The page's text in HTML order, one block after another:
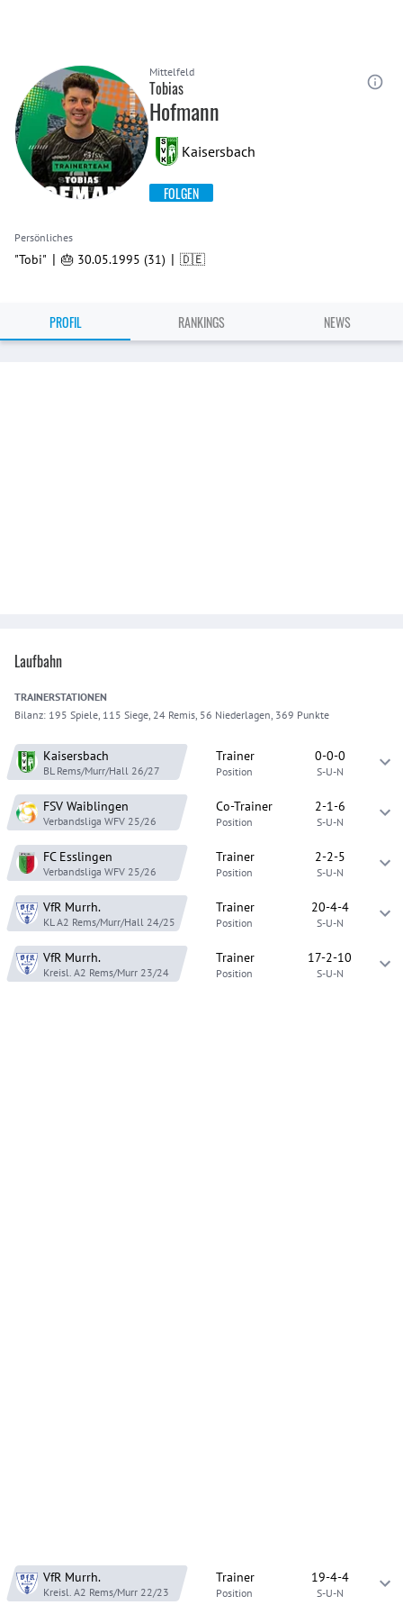
Mittelfeld
Tobias
Hofmann
Kaisersbach
FOLGEN
Persönliches
"Tobi" | 🎂 30.05.1995 (31) | 🇩🇪
PROFIL RANKINGS NEWS
Laufbahn
TRAINERSTATIONEN
Bilanz: 195 Spiele, 115 Siege, 24 Remis, 56 Niederlagen, 369 Punkte
Kaisersbach
BL Rems/Murr/Hall 26/27
Trainer
Position
0-0-0
S-U-N
FSV Waiblingen
Verbandsliga WFV 25/26
Co-Trainer
Position
2-1-6
S-U-N
FC Esslingen
Verbandsliga WFV 25/26
Trainer
Position
2-2-5
S-U-N
VfR Murrh.
KL A2 Rems/Murr/Hall 24/25
Trainer
Position
20-4-4
S-U-N
VfR Murrh.
Kreisl. A2 Rems/Murr 23/24
Trainer
Position
17-2-10
S-U-N
VfR Murrh.
Kreisl. A2 Rems/Murr 22/23
Trainer
Position
19-4-4
S-U-N